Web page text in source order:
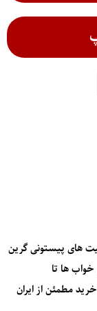
های پیستونی گرین
ها تا
مطمئن از ایران